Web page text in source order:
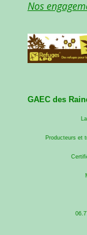
Nos
GAEC des
Producteurs et